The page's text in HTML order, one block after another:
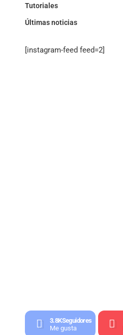
Tutoriales
Últimas noticias
[instagram-feed feed=2]
3.8KSeguidores
Me gusta